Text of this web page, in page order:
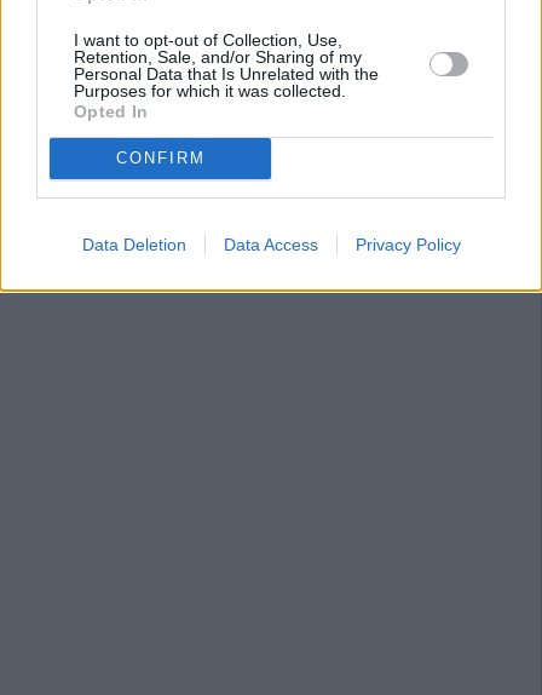
I want to opt-out of Collection, Use,
Retention, Sale, and/or Sharing of my
Personal Data that Is Unrelated with the
Purposes for which it was collected.
Opted In
CONFIRM
Data Deletion Data Access Privacy Policy